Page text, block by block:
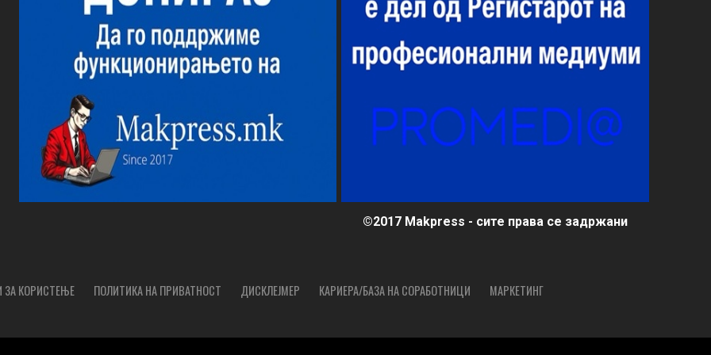
©2017 Makpress - сите права се задржани
ЗА КОРИСТЕЊЕ ПОЛИТИКА НА ПРИВАТНОСТ ДИСКЛЕЈМЕР КАРИЕРА/БАЗА НА СОРАБОТНИЦИ МАРКЕТИНГ